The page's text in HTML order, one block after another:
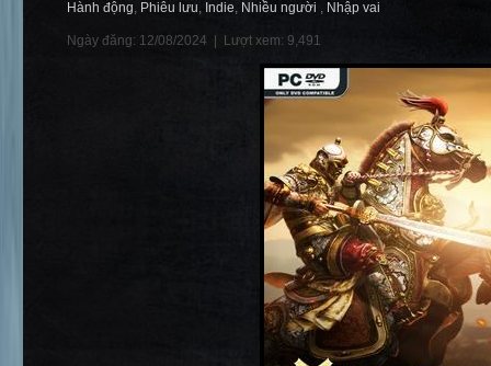
Hành động, Phiêu lưu, Indie, Nhiều người , Nhập vai
Ngày đăng: 12/08/2024 | Lượt xem: 9,491